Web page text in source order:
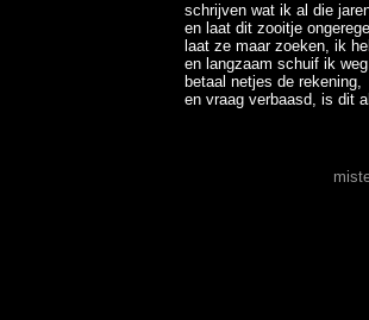
schrijven wat ik al die
en laat dit zooitje
laat ze maar zoeken, ik
en langzaam schuif ik
betaal netjes de rekening,
en vraag verbaasd, is dit